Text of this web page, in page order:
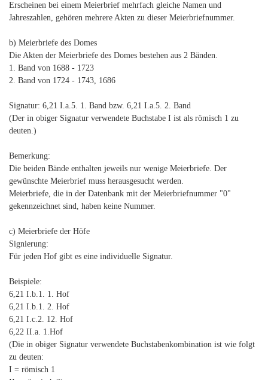
Erscheinen bei einem Meierbrief mehrfach gleiche Namen und
Jahreszahlen, gehören mehrere Akten zu dieser Meierbriefnummer.
b) Meierbriefe des Domes
Die Akten der Meierbriefe des Domes bestehen aus 2 Bänden.
1. Band von 1688 - 1723
2. Band von 1724 - 1743, 1686
Signatur: 6,21 I.a.5. 1. Band bzw. 6,21 I.a.5. 2. Band
(Der in obiger Signatur verwendete Buchstabe I ist als römisch 1 zu
deuten.)
Bemerkung:
Die beiden Bände enthalten jeweils nur wenige Meierbriefe. Der
gewünschte Meierbrief muss herausgesucht werden.
Meierbriefe, die in der Datenbank mit der Meierbriefnummer "0"
gekennzeichnet sind, haben keine Nummer.
c) Meierbriefe der Höfe
Signierung:
Für jeden Hof gibt es eine individuelle Signatur.
Beispiele:
6,21 I.b.1. 1. Hof
6,21 I.b.1. 2. Hof
6,21 I.c.2. 12. Hof
6,22 II.a. 1.Hof
(Die in obiger Signatur verwendete Buchstabenkombination ist wie folgt
zu deuten:
I = römisch 1